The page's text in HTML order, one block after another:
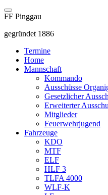
FF Pinggau
gegründet 1886
Termine
Home
Mannschaft
Kommando
Ausschüsse
Gesetzlicher
Erweiterter
Mitglieder
Feuerwehrjugend
Fahrzeuge
KDO
MTF
ELF
HLF 3
TLFA 4000
WLF-K